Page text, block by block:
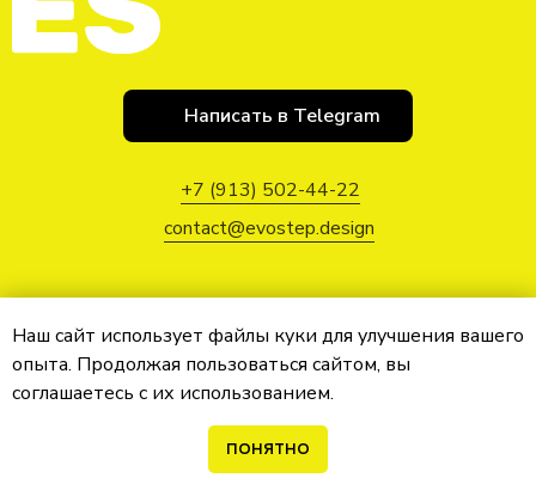
Наш сайт использует файлы куки для улучшения вашего
опыта. Продолжая пользоваться сайтом, вы
соглашаетесь с их использованием.
ПОНЯТНО
+7 (913) 502-44-22
contact@evostep.design
Написать в Telegram
2026
Санкт-Петербург
«ЭВОСТЕП»